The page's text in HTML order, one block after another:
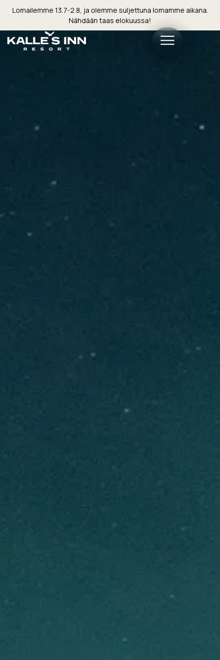
Lomailemme 13.7-2.8, ja olemme suljettuna lomamme aikana.
Nähdään taas elokuussa!